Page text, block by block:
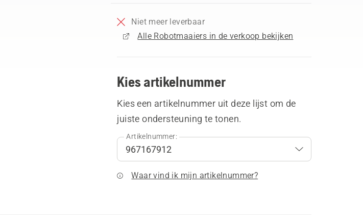
Niet meer leverbaar
Alle Robotmaaiers in de verkoop bekijken
Kies artikelnummer
Kies een artikelnummer uit deze lijst om de
juiste ondersteuning te tonen.
Artikelnummer:
Waar vind ik mijn artikelnummer?